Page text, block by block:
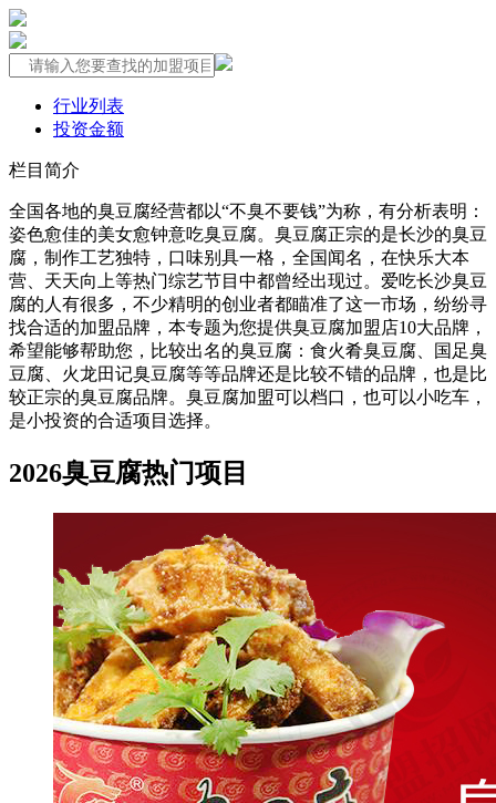
行业列表
投资金额
栏目简介
全国各地的臭豆腐经营都以“不臭不要钱”为称，有分析表明：
姿色愈佳的美女愈钟意吃臭豆腐。臭豆腐正宗的是长沙的臭豆
腐，制作工艺独特，口味别具一格，全国闻名，在快乐大本
营、天天向上等热门综艺节目中都曾经出现过。爱吃长沙臭豆
腐的人有很多，不少精明的创业者都瞄准了这一市场，纷纷寻
找合适的加盟品牌，本专题为您提供臭豆腐加盟店10大品牌，
希望能够帮助您，比较出名的臭豆腐：食火肴臭豆腐、国足臭
豆腐、火龙田记臭豆腐等等品牌还是比较不错的品牌，也是比
较正宗的臭豆腐品牌。臭豆腐加盟可以档口，也可以小吃车，
是小投资的合适项目选择。
2026臭豆腐热门项目